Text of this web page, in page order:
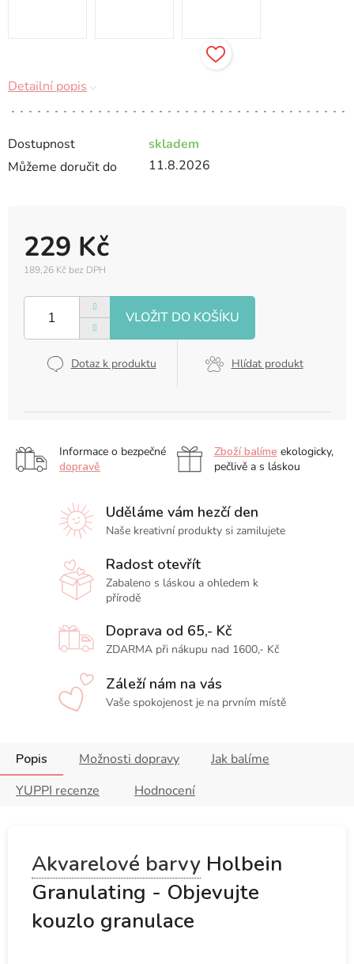
Dostupnost
skladem
Můžeme doručit do
11.8.2026
229 Kč
189,26 Kč bez DPH
cena:
Dotaz k produktu Hlídat produkt
Detailní popis
Informace o bezpečné
dopravě
Zboží balíme ekologicky,
pečlivě a s láskou
Uděláme vám hezčí den
Naše kreativní produkty si zamilujete
Radost otevřít
Zabaleno s láskou a ohledem k
přírodě
Doprava od 65,- Kč
ZDARMA při nákupu nad 1600,- Kč
Záleží nám na vás
Vaše spokojenost je na prvním místě
Popis Možnosti dopravy
Jak balíme
YUPPI recenze
Hodnocení
Akvarelové barvy Holbein
Granulating - Objevujte
kouzlo granulace